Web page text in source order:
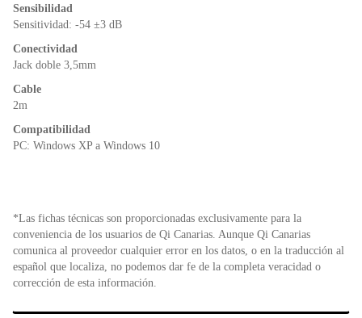
Sensibilidad
Sensitividad: -54 ±3 dB
Conectividad
Jack doble 3,5mm
Cable
2m
Compatibilidad
PC: Windows XP a Windows 10
*Las fichas técnicas son proporcionadas exclusivamente para la
conveniencia de los usuarios de Qi Canarias. Aunque Qi Canarias
comunica al proveedor cualquier error en los datos, o en la traducción al
español que localiza, no podemos dar fe de la completa veracidad o
corrección de esta información.